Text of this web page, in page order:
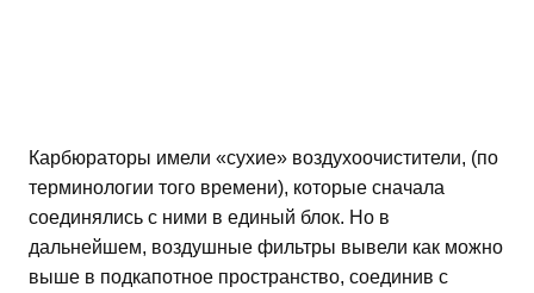
Карбюраторы имели «сухие» воздухоочистители, (по
терминологии того времени), которые сначала
соединялись с ними в единый блок. Но в
дальнейшем, воздушные фильтры вывели как можно
выше в подкапотное пространство, соединив с